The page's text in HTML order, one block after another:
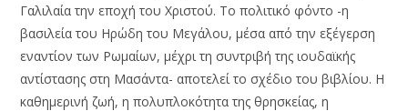
Γαλιλαία την εποχή του Χριστού. Το πολιτικό φόντο -η
βασιλεία του Ηρώδη του Μεγάλου, μέσα από την εξέγερση
εναντίον των Ρωμαίων, μέχρι τη συντριβή της ιουδαϊκής
αντίστασης στη Μασάντα- αποτελεί το σχέδιο του βιβλίου. Η
καθημερινή ζωή, η πολυπλοκότητα της θρησκείας, η